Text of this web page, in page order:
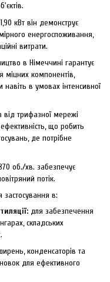
кВт він демонструє
енергоспоживання,
витрати.
в Німеччині гарантує
міцних компонентів,
в умовах інтенсивної
від трифазної мережі
що робить
де потрібне
об./хв. забезпечує
потік.
в:
для забезпечення
складських
конденсаторів та
для ефективного